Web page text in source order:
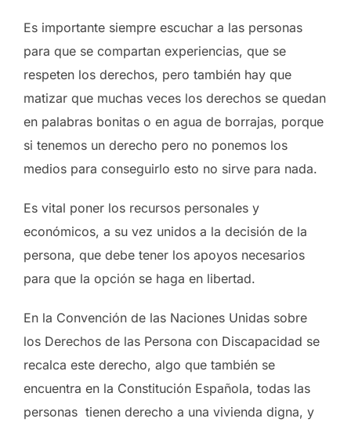
Es importante siempre escuchar a las personas
para que se compartan experiencias, que se
respeten los derechos, pero también hay que
matizar que muchas veces los derechos se quedan
en palabras bonitas o en agua de borrajas, porque
si tenemos un derecho pero no ponemos los
medios para conseguirlo esto no sirve para nada.
Es vital poner los recursos personales y
económicos, a su vez unidos a la decisión de la
persona, que debe tener los apoyos necesarios
para que la opción se haga en libertad.
En la Convención de las Naciones Unidas sobre
los Derechos de las Persona con Discapacidad se
recalca este derecho, algo que también se
encuentra en la Constitución Española, todas las
personas tienen derecho a una vivienda digna, y